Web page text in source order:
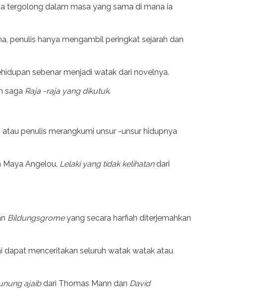
tergolong dalam masa yang sama di mana ia
penulis hanya mengambil peringkat sejarah dan
sebenar menjadi watak dari novelnya.
saga Raja -raja yang dikutuk.
penulis merangkumi unsur -unsur hidupnya
Angelou, Lelaki yang tidak kelihatandari
Bildungsgromeyang secara harfiah diterjemahkan
dapat menceritakan seluruh watak watak atau
ajaibdari Thomas Mann dan David